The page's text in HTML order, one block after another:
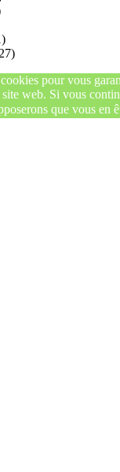
pour vous
web. Si vous
que vous en